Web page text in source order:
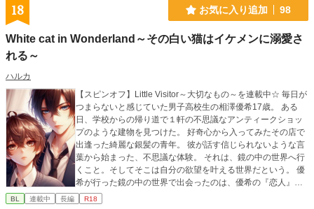
18 お気に入り追加 98
White cat in Wonderland～その白い猫はイケメンに溺愛さ
れる～
ハルカ
【スピンオフ】Little Visitor～大切なもの～を連載中☆ 毎日が
つまらないと感じていた男子高校生の相澤優希17歳。 ある
日、学校からの帰り道で１軒の不思議なアンティークショッ
プのような建物を見つけた。 好奇心から入ってみたその店で
出逢った綺麗な銀髪の青年。 彼が話す信じられないような言
葉から始まった、不思議な体験。 それは、鏡の中の世界へ行
くこと。そしてそこは自分の欲望を叶える世界だという。 優
希が行った鏡の中の世界で出会ったのは、優希の『恋人』だ
というクラスメイトの藤條海斗だった――。 「クラスメイ
BL 連載中 長編 R18